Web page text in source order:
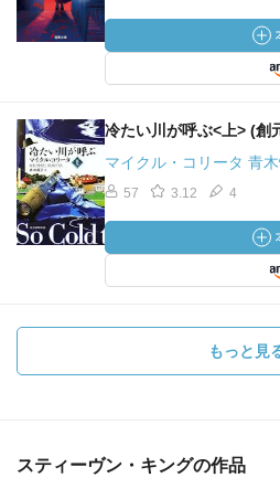
冷たい川が呼ぶ<上> (創
マイクル・コリータ 青
57 3.12 4
もっと見
スティーヴン・キングの作品